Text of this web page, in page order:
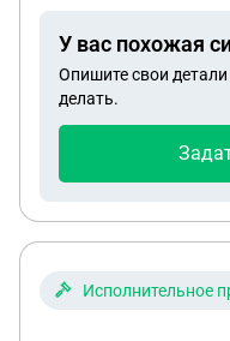
землю на себя?
быть? Какие могут
собственников
У вас похожая
Опишите свои
делать.
Исполнительное